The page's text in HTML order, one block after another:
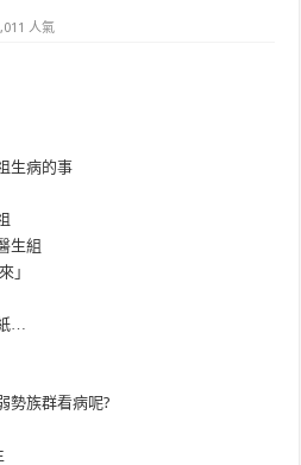
人氣
生病的事
生組
」
…
勢族群看病呢?